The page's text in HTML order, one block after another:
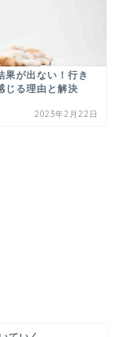
果が出ない！行き
じる理由と解決
2023年2月22日